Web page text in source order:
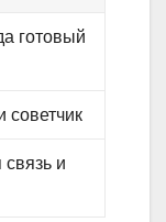
готовый
советчик
и